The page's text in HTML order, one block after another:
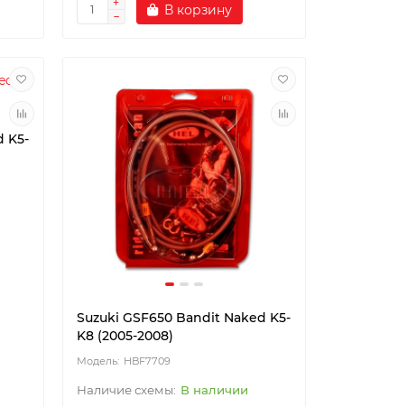
В корзину
K5-
Suzuki GSF650 Bandit Naked K5-
K8 (2005-2008)
HBF7709
В наличии